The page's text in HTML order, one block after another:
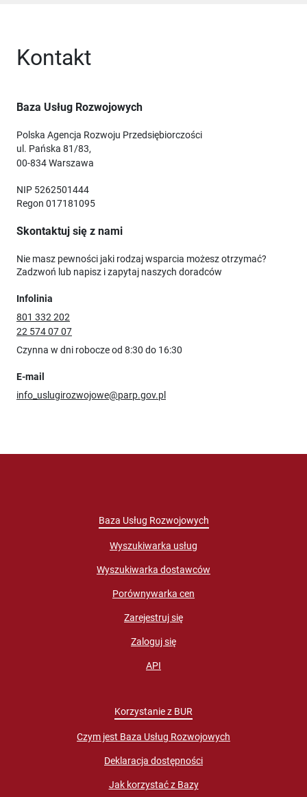
Kontakt
Baza Usług Rozwojowych
Polska Agencja Rozwoju Przedsiębiorczości
ul. Pańska 81/83,
00-834 Warszawa
NIP 5262501444
Regon 017181095
Skontaktuj się z nami
Nie masz pewności jaki rodzaj wsparcia możesz otrzymać?
Zadzwoń lub napisz i zapytaj naszych doradców
Infolinia
801 332 202
22 574 07 07
Czynna w dni robocze od 8:30 do 16:30
E-mail
info_uslugirozwojowe@parp.gov.pl
Baza Usług Rozwojowych
Wyszukiwarka usług
Wyszukiwarka dostawców
Porównywarka cen
Zarejestruj się
Zaloguj się
API
Korzystanie z BUR
Czym jest Baza Usług Rozwojowych
Deklaracja dostępności
Jak korzystać z Bazy